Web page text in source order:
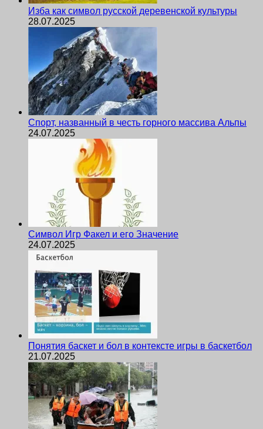
Изба как символ русской деревенской культуры
28.07.2025
Спорт, названный в честь горного массива Альпы
24.07.2025
Символ Игр Факел и его Значение
24.07.2025
Понятия баскет и бол в контексте игры в баскетбол
21.07.2025